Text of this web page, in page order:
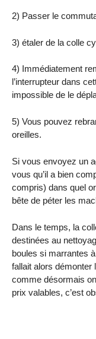
2) Passer le
3) étaler de la colle
4) Immédiatement
l’interrupteur dans
impossible de le
5) Vous pouvez
oreilles.
Si vous envoyez un
vous qu’il a bien
compris) dans quel
bête de péter les
Dans le temps, la
destinées au
boules si marrantes
fallait alors démonter
comme désormais
prix valables, c’est